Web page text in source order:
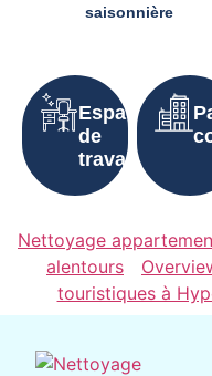
saisonnière
Espaces
de
travail
Nettoyage
alentours
touristiques à